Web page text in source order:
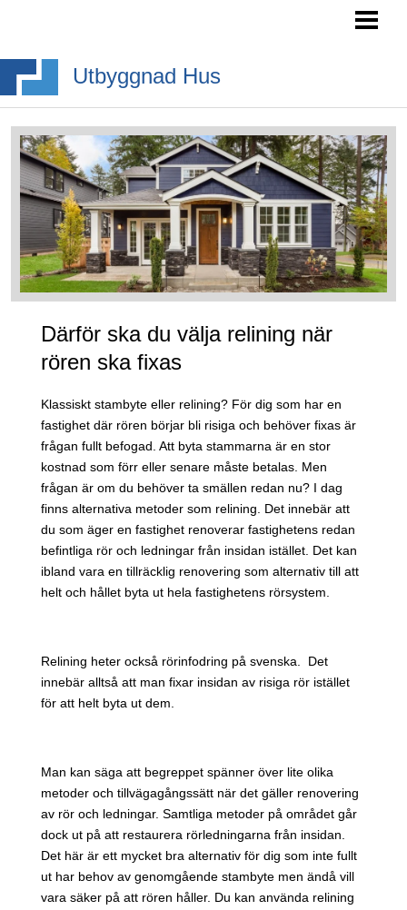
SÖKA BYGGLOV
BYGGA BURSPRÅK
BYGGA TAKKUPA
BYGGA ALTANTRAPPA
BLOGG
Utbyggnad Hus
Därför ska du välja relining när
rören ska fixas
Klassiskt stambyte eller relining? För dig som har en
fastighet där rören börjar bli risiga och behöver fixas är
frågan fullt befogad. Att byta stammarna är en stor
kostnad som förr eller senare måste betalas. Men
frågan är om du behöver ta smällen redan nu? I dag
finns alternativa metoder som relining. Det innebär att
du som äger en fastighet renoverar fastighetens redan
befintliga rör och ledningar från insidan istället. Det kan
ibland vara en tillräcklig renovering som alternativ till att
helt och hållet byta ut hela fastighetens rörsystem.
Relining heter också rörinfodring på svenska. Det
innebär alltså att man fixar insidan av risiga rör istället
för att helt byta ut dem.
Man kan säga att begreppet spänner över lite olika
metoder och tillvägagångssätt när det gäller renovering
av rör och ledningar. Samtliga metoder på området går
dock ut på att restaurera rörledningarna från insidan.
Det här är ett mycket bra alternativ för dig som inte fullt
ut har behov av genomgående stambyte men ändå vill
vara säker på att rören håller. Du kan använda relining